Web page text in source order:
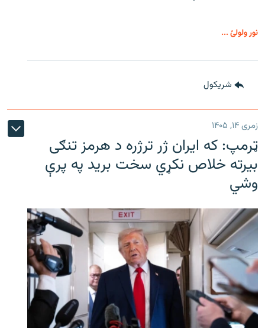
نور ولولئ ...
شريکول
زمری ۱۴, ۱۴۰۵
ټرمپ: که ایران ژر ترژره د هرمز تنګی
بیرته خلاص نکړي سخت برید په پرې
وشي